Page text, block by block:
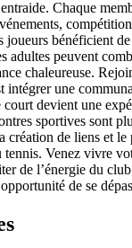
Chaque
joueurs bénéficient
adultes peuvent
chaleureuse.
intégrer une
court devient une
sportives sont
création de liens et le
Venez vivre
de l’énergie du
de se